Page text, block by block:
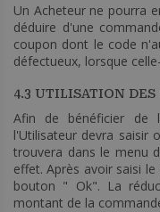
Un Acheteur ne pourra
déduire d'une
coupon dont le code
défectueux, lorsque
4.3 UTILISATION DES
Afin de bénéficier de
l'Utilisateur devra saisir
trouvera dans le menu
effet. Après avoir saisi
bouton " Ok". La
montant de la